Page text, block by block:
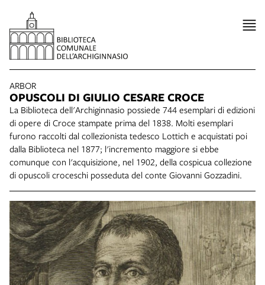
ARBOR
OPUSCOLI DI GIULIO CESARE CROCE
La Biblioteca dell'Archiginnasio possiede 744 esemplari di edizioni
di opere di Croce stampate prima del 1838. Molti esemplari
furono raccolti dal collezionista tedesco Lottich e acquistati poi
dalla Biblioteca nel 1877; l'incremento maggiore si ebbe
comunque con l'acquisizione, nel 1902, della cospicua collezione
di opuscoli croceschi posseduta del conte Giovanni Gozzadini.